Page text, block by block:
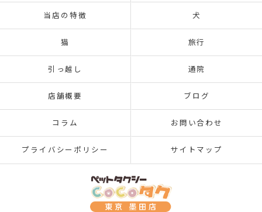
当店の特徴 犬
猫 旅行
引っ越し 通院
店舗概要 ブログ
コラム お問い合わせ
プライバシーポリシー サイトマップ